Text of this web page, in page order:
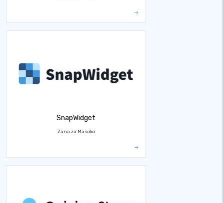
SnapWidget
Zana za Masoko